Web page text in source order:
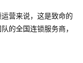
营来说，这是致命的
的全国连锁服务商，